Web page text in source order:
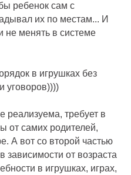
ребенок сам с
их по местам... И
не менять в системе
в игрушках без
уговоров))))
реализуема, требует в
от самих родителей,
А вот со второй частью
зависимости от возраста
в игрушках, играх,